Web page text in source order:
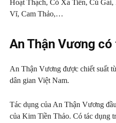
Hoạt Thạch, Cỏ Xa Tiền, Củ
Vĩ, Cam Thảo,…
An Thận Vương
An Thận Vương được chiết suất
dân gian Việt Nam.
Tác dụng của An Thận Vương
của Kim Tiền Thảo. Có tác dụng